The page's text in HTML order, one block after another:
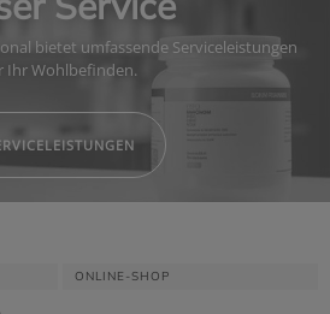
bietet umfassende Serviceleistungen
Ihr Wohlbefinden.
ONLINE-SHOP